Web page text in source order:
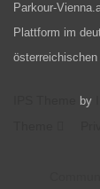
Parkour-
Plattform im
by